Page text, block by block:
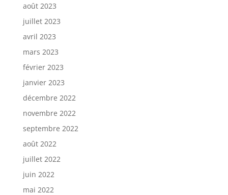
août 2023
juillet 2023
avril 2023
mars 2023
février 2023
janvier 2023
décembre 2022
novembre 2022
septembre 2022
août 2022
juillet 2022
juin 2022
mai 2022